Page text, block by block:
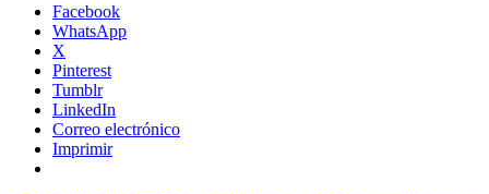
Facebook
WhatsApp
X
Pinterest
Tumblr
LinkedIn
Correo electrónico
Imprimir